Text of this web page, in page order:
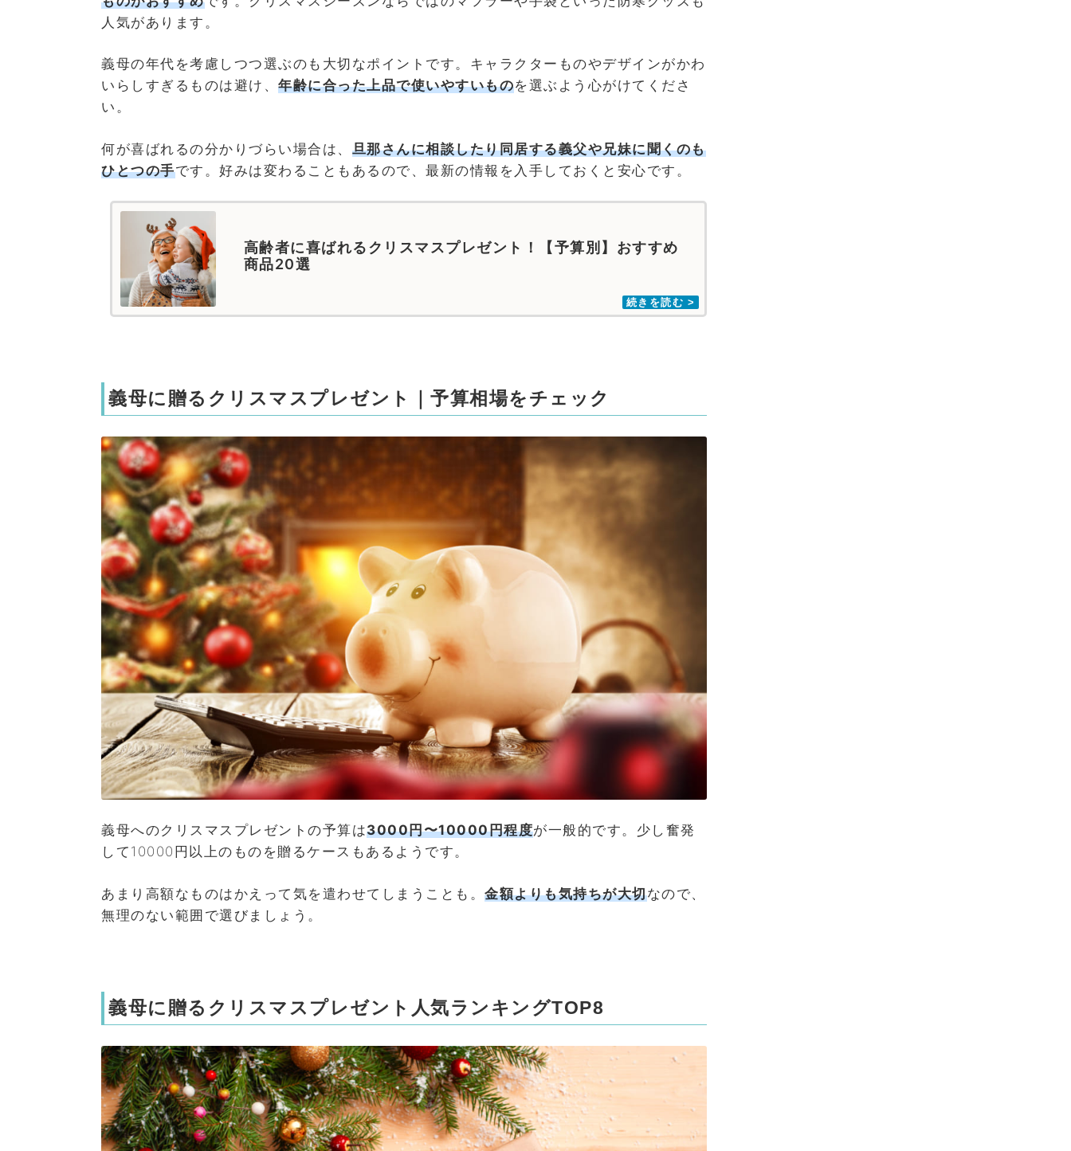
人気があります。
義母の年代を考慮しつつ選ぶのも大切なポイントです。キャラクターものやデザインがかわ
いらしすぎるものは避け、 年齢に合った上品で使いやすいものを選ぶよう心がけてくださ
い。
何が喜ばれるの分かりづらい場合は、 旦那さんに相談したり同居する義父や兄妹に聞くのも
ひとつの手です。好みは変わることもあるので、最新の情報を入手しておくと安心です。
高齢者に喜ばれるクリスマスプレゼント！【予算別】おすすめ
商品20選
義母に贈るクリスマスプレゼント｜予算相場をチェック
義母へのクリスマスプレゼントの予算は3000円〜10000円程度が一般的です。少し奮発
して10000円以上のものを贈るケースもあるようです。
あまり高額なものはかえって気を遣わせてしまうことも。 金額よりも気持ちが大切なので、
無理のない範囲で選びましょう。
義母に贈るクリスマスプレゼント人気ランキングTOP8